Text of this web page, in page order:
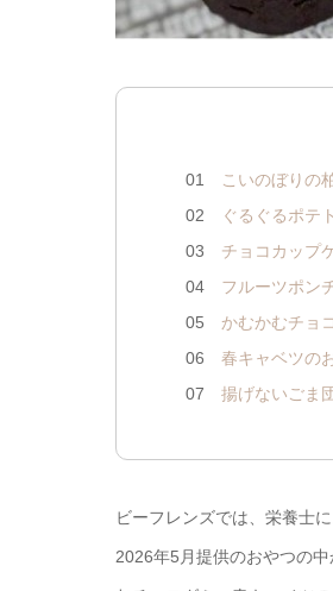
01
こいのぼりの
02 ぐるぐるポテ
03 チョコカップ
04 フルーツポン
05 かむかむチョ
06 春キャベツの
07 揚げないごま
ビーフレンズでは、栄養士
2026年5月提供のおやつの